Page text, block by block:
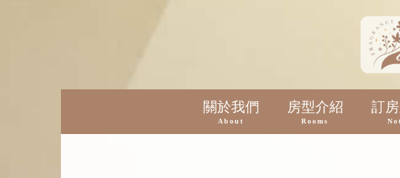
關於我們
About
房型介紹
Rooms
訂